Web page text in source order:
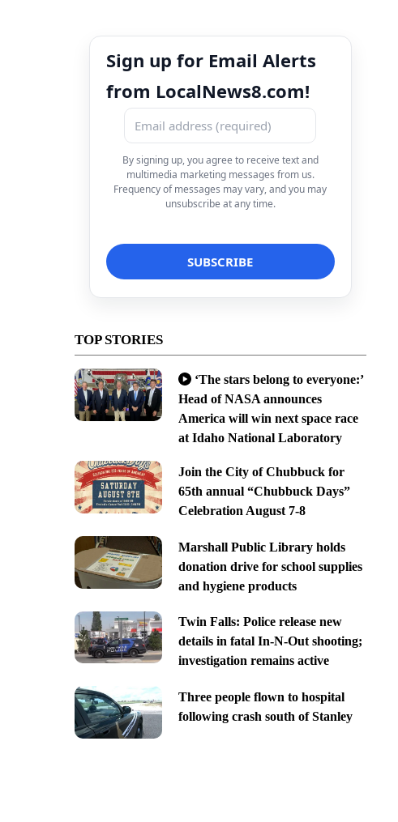
Sign up for Email Alerts
from LocalNews8.com!
By signing up, you agree to receive text and
multimedia marketing messages from us.
Frequency of messages may vary, and you may
unsubscribe at any time.
TOP STORIES
‘The stars belong to everyone:’
Head of NASA announces
America will win next space race
at Idaho National Laboratory
Join the City of Chubbuck for
65th annual “Chubbuck Days”
Celebration August 7-8
Marshall Public Library holds
donation drive for school supplies
and hygiene products
Twin Falls: Police release new
details in fatal In-N-Out shooting;
investigation remains active
Three people flown to hospital
following crash south of Stanley